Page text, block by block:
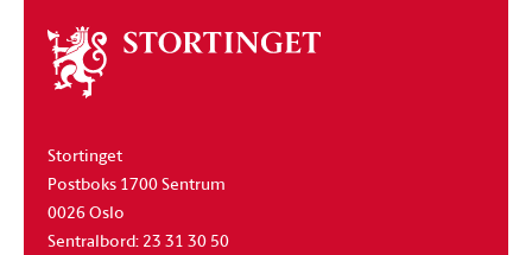
Om
stortinget
Stortinget
Postboks 1700 Sentrum
0026 Oslo
Sentralbord: 23 31 30 50